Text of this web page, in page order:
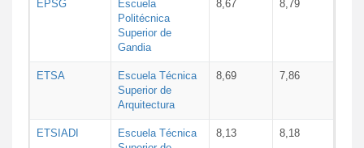
EPSG
Escuela
Politécnica
Superior de
Gandia
8,67 8,79
ETSA
Escuela Técnica
Superior de
Arquitectura
8,69 7,86
ETSIADI
Escuela Técnica
8,13 8,18